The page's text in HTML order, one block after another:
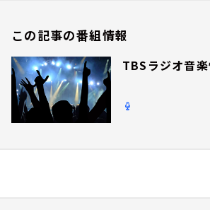
この記事の番組情報
TBSラジオ音